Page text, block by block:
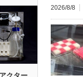
クター
2026/8/8